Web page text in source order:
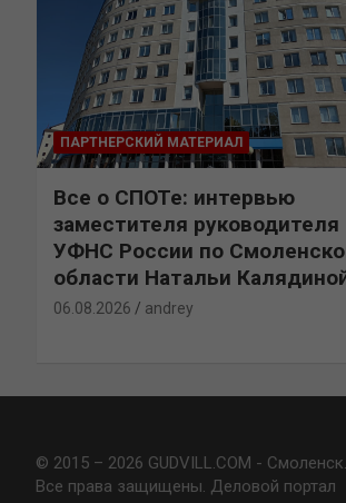
ПАРТНЕРСКИЙ МАТЕРИАЛ
Все о СПОТе: интервью
заместителя руководителя
УФНС России по
области Натальи
06.08.2026 andrey
© 2015 – 2026 GUDVILL.COM - Смоленск.
Все права защищены. Деловой портал